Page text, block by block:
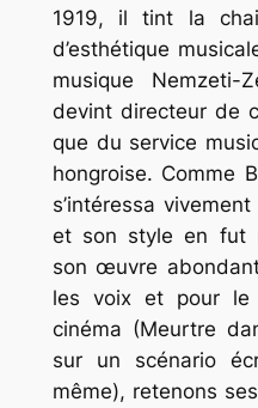
1919, il tint la
d’esthétique
musique
devint directeur de
que du service
hongroise. Comme
s’intéressa
et son style en fut
son œuvre
les voix et pour le
cinéma (Meurtre
sur un scénario
même), retenons